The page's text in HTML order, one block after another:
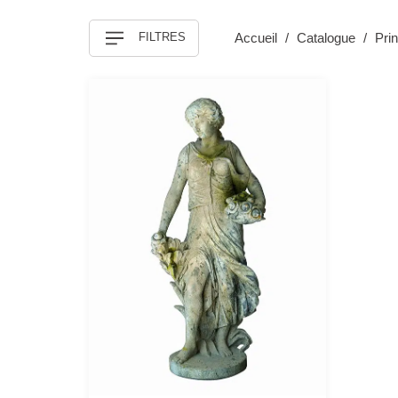
FILTRES Accueil Catalogue